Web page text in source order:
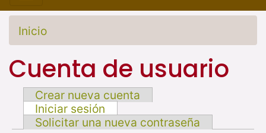
Inicio
Cuenta de usuario
Crear nueva cuenta
Iniciar sesión
Solicitar una nueva contraseña